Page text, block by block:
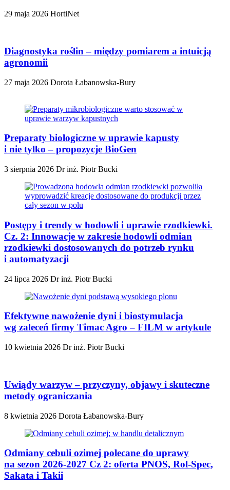
29 maja 2026 HortiNet
Diagnostyka roślin – między pomiarem a intuicją
agronomii
27 maja 2026 Dorota Łabanowska-Bury
Preparaty biologiczne w uprawie kapusty
i nie tylko – propozycje BioGen
3 sierpnia 2026 Dr inż. Piotr Bucki
Postępy i trendy w hodowli i uprawie rzodkiewki.
Cz. 2: Innowacje w zakresie hodowli odmian
rzodkiewki dostosowanych do potrzeb rynku
i automatyzacji
24 lipca 2026 Dr inż. Piotr Bucki
Efektywne nawożenie dyni i biostymulacja
wg zaleceń firmy Timac Agro – FILM w artykule
10 kwietnia 2026 Dr inż. Piotr Bucki
Uwiądy warzyw – przyczyny, objawy i skuteczne
metody ograniczania
8 kwietnia 2026 Dorota Łabanowska-Bury
Odmiany cebuli ozimej polecane do uprawy
na sezon 2026-2027 Cz 2: oferta PNOS, Rol-Spec,
Sakata i Takii